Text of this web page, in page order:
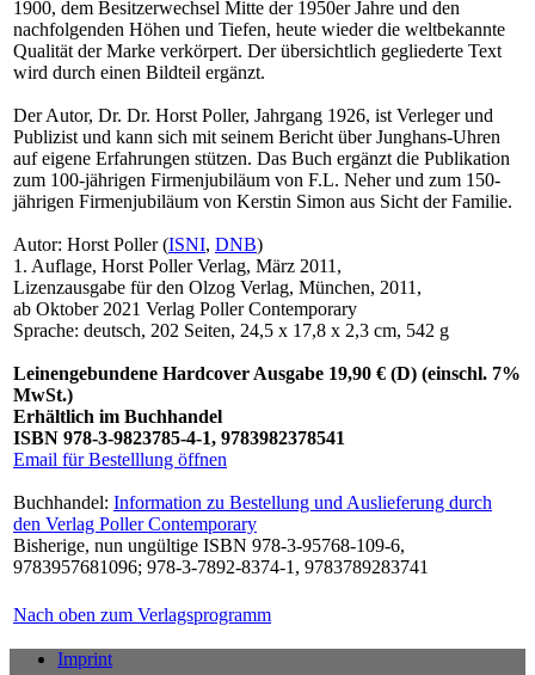
1900, dem Besitzerwechsel Mitte der 1950er Jahre und den
nachfolgenden Höhen und Tiefen, heute wieder die weltbekannte
Qualität der Marke verkörpert. Der übersichtlich gegliederte Text
wird durch einen Bildteil ergänzt.
Der Autor, Dr. Dr. Horst Poller, Jahrgang 1926, ist Verleger und
Publizist und kann sich mit seinem Bericht über Junghans-Uhren
auf eigene Erfahrungen stützen. Das Buch ergänzt die Publikation
zum 100-jährigen Firmenjubiläum von F.L. Neher und zum 150-
jährigen Firmenjubiläum von Kerstin Simon aus Sicht der Familie.
Autor: Horst Poller (ISNI, DNB)
1. Auflage, Horst Poller Verlag, März 2011,
Lizenzausgabe für den Olzog Verlag, München, 2011,
ab Oktober 2021 Verlag Poller Contemporary
Sprache: deutsch, 202 Seiten, 24,5 x 17,8 x 2,3 cm, 542 g
Leinengebundene Hardcover Ausgabe 19,90 € (D) (einschl. 7%
MwSt.)
Erhältlich im Buchhandel
ISBN 978-3-9823785-4-1, 9783982378541
Email für Bestelllung öffnen
Buchhandel: Information zu Bestellung und Auslieferung durch
den Verlag Poller Contemporary
Bisherige, nun ungültige ISBN 978-3-95768-109-6,
9783957681096; 978-3-7892-8374-1, 9783789283741
Nach oben zum Verlagsprogramm
Imprint